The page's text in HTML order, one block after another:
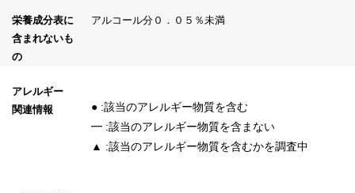
栄養成分表に
含まれないも
の
アルコール分０．０５％未満
アレルギー
関連情報
● :該当のアレルギー物質を含む
━ :該当のアレルギー物質を含まない
▲ :該当のアレルギー物質を含むかを調査中